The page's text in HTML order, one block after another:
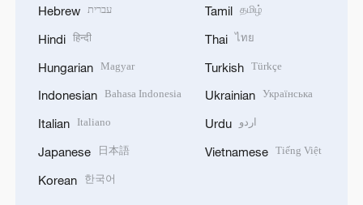
Hebrew עברית
Hindi हिन्दी
Hungarian Magyar
Indonesian Bahasa Indonesia
Italian Italiano
Japanese 日本語
Korean 한국어
Tamil தமிழ்
Thai ไทย
Turkish Türkçe
Ukrainian Українська
Urdu اردو
Vietnamese Tiếng Việt